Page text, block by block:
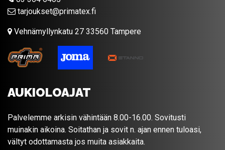
tarjoukset@primatex.fi
Vehnämyllynkatu 27 33560 Tampere
AUKIOLOAJAT
Palvelemme arkisin vähintään 8.00-16.00. Sovitusti
muinakin aikoina. Soitathan ja sovit n. ajan ennen tuloasi,
vältyt odottamasta jos muita asiakkaita.